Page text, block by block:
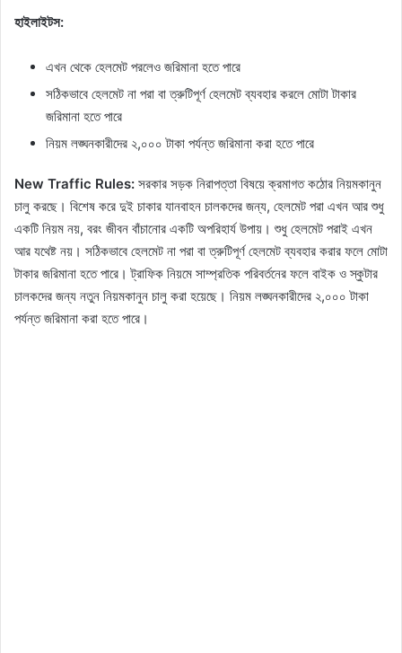
হাইলাইটস:
এখন থেকে হেলমেট পরলেও জরিমানা হতে পারে
সঠিকভাবে হেলমেট না পরা বা ত্রুটিপূর্ণ হেলমেট ব্যবহার করলে মোটা টাকার
জরিমানা হতে পারে
নিয়ম লঙ্ঘনকারীদের ২,০০০ টাকা পর্যন্ত জরিমানা করা হতে পারে
New Traffic Rules: সরকার সড়ক নিরাপত্তা বিষয়ে ক্রমাগত কঠোর নিয়মকানুন
চালু করছে। বিশেষ করে দুই চাকার যানবাহন চালকদের জন্য, হেলমেট পরা এখন আর শুধু
একটি নিয়ম নয়, বরং জীবন বাঁচানোর একটি অপরিহার্য উপায়। শুধু হেলমেট পরাই এখন
আর যথেষ্ট নয়। সঠিকভাবে হেলমেট না পরা বা ত্রুটিপূর্ণ হেলমেট ব্যবহার করার ফলে মোটা
টাকার জরিমানা হতে পারে। ট্রাফিক নিয়মে সাম্প্রতিক পরিবর্তনের ফলে বাইক ও স্কুটার
চালকদের জন্য নতুন নিয়মকানুন চালু করা হয়েছে। নিয়ম লঙ্ঘনকারীদের ২,০০০ টাকা
পর্যন্ত জরিমানা করা হতে পারে।